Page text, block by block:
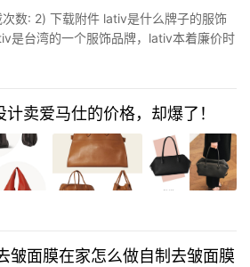
数: 2) 下载附件 lativ是什么牌子的服饰
是台湾的一个服饰品牌，lativ本着廉价时
上进行发展，是一个网路服饰品牌。名
卖爱马仕的价格，却爆了！
皱面膜在家怎么做自制去皱面膜